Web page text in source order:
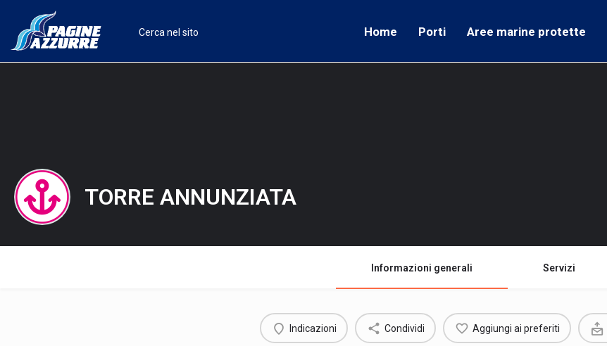
Home Porti Aree marine protette
TORRE ANNUNZIATA
Informazioni generali Servizi
Indicazioni Condividi Aggiungi ai preferiti